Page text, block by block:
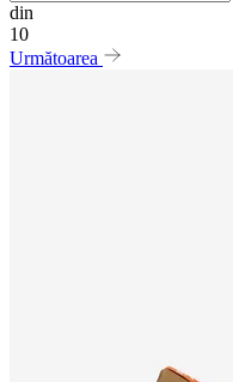
din
10
Următoarea